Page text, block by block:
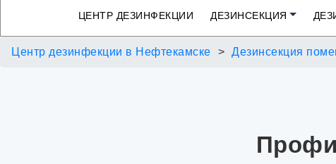
ЦЕНТР ДЕЗИНФЕКЦИИ ДЕЗИНСЕКЦИЯ
Центр дезинфекции в Нефтекамске Дезинсекция